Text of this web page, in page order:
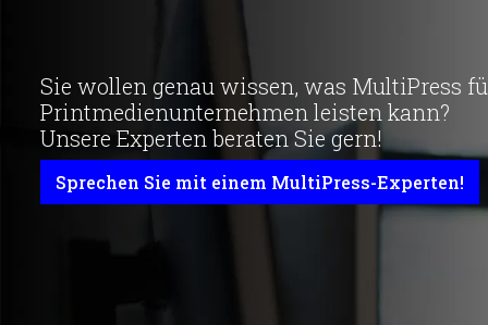
Sie wollen genau wissen, was MultiPress
Printmedienunternehmen leisten kann?
Unsere Experten beraten Sie gern!
Sprechen Sie mit einem MultiPress-Experten!